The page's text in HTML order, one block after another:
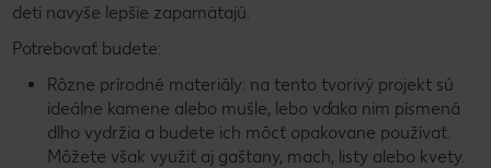
deti navyše lepšie zapamätajú.
Potrebovať budete:
Rôzne prírodné materiály: na tento tvorivý projekt sú
ideálne kamene alebo mušle, lebo vďaka nim písmená
dlho vydržia a budete ich môcť opakovane používať.
Môžete však využiť aj gaštany, mach, listy alebo kvety.